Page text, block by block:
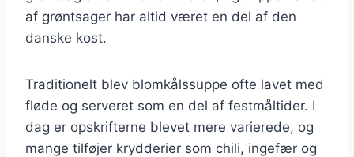
af grøntsager har altid været en del af den
danske kost.
Traditionelt blev blomkålssuppe ofte lavet med
fløde og serveret som en del af festmåltider. I
dag er opskrifterne blevet mere varierede, og
mange tilføjer krydderier som chili, ingefær og